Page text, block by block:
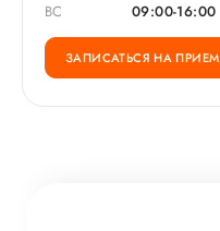
ВС
09:00-16:00
ЗАПИСАТЬСЯ НА ПРИЕМ